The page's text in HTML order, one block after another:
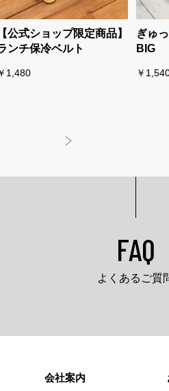
【公式ショップ限定商品】
ンチ保冷ベルト
1,480
ぎゅ
BIG
￥
FAQ
よくあるご質
会社案内